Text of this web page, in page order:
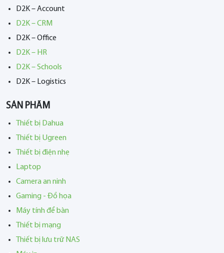
D2K – Account
D2K – CRM
D2K – Office
D2K – HR
D2K – Schools
D2K – Logistics
SẢN PHẨM
Thiết bị Dahua
Thiết bị Ugreen
Thiết bị điện nhẹ
Laptop
Camera an ninh
Gaming - Đồ họa
Máy tính để bàn
Thiết bị mạng
Thiết bị lưu trữ NAS